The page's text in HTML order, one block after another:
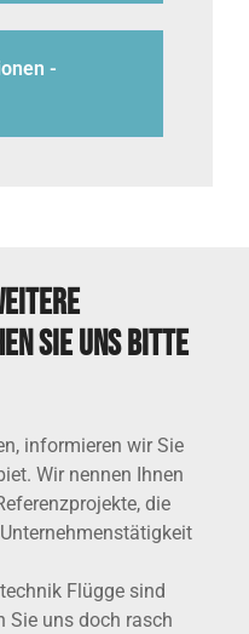
-
Sie uns bitte
informieren wir Sie
Wir nennen Ihnen
die
Flügge sind
Sie uns doch rasch